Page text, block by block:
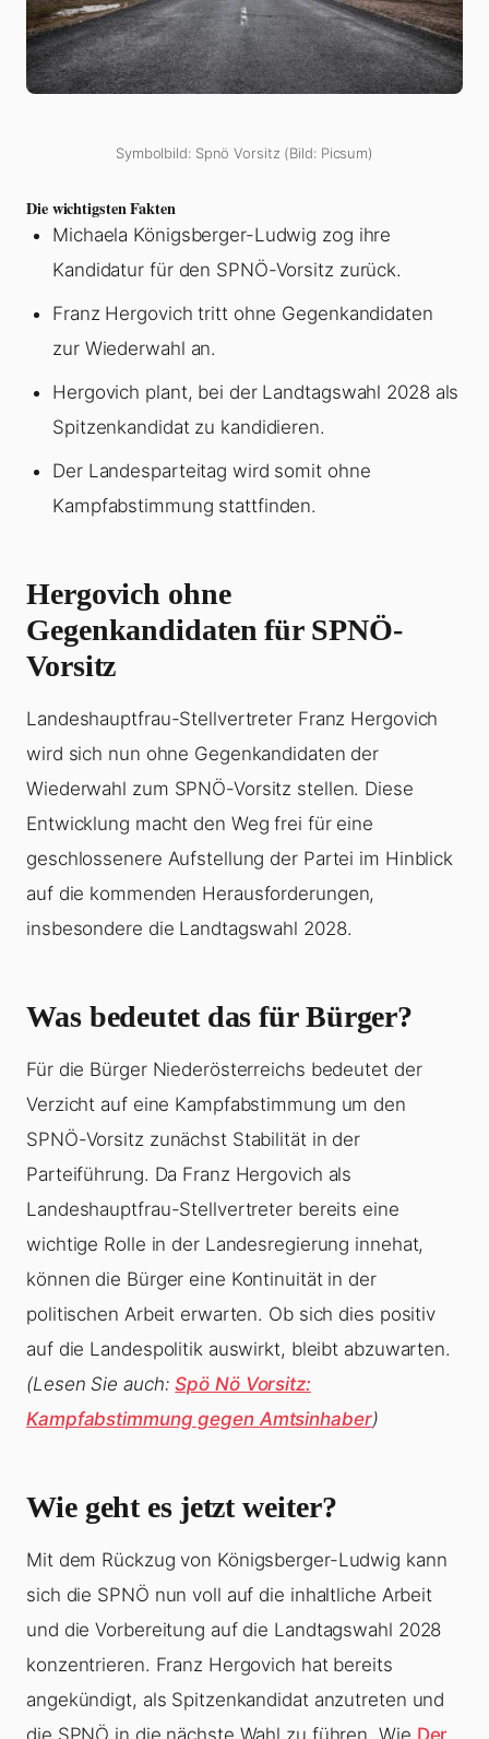
Symbolbild: Spnö Vorsitz (Bild: Picsum)
Die wichtigsten Fakten
Michaela Königsberger-Ludwig zog ihre
Kandidatur für den SPNÖ-Vorsitz zurück.
Franz Hergovich tritt ohne Gegenkandidaten
zur Wiederwahl an.
Hergovich plant, bei der Landtagswahl 2028 als
Spitzenkandidat zu kandidieren.
Der Landesparteitag wird somit ohne
Kampfabstimmung stattfinden.
Hergovich ohne
Gegenkandidaten für SPNÖ-
Vorsitz
Landeshauptfrau-Stellvertreter Franz Hergovich
wird sich nun ohne Gegenkandidaten der
Wiederwahl zum SPNÖ-Vorsitz stellen. Diese
Entwicklung macht den Weg frei für eine
geschlossenere Aufstellung der Partei im Hinblick
auf die kommenden Herausforderungen,
insbesondere die Landtagswahl 2028.
Was bedeutet das für Bürger?
Für die Bürger Niederösterreichs bedeutet der
Verzicht auf eine Kampfabstimmung um den
SPNÖ-Vorsitz zunächst Stabilität in der
Parteiführung. Da Franz Hergovich als
Landeshauptfrau-Stellvertreter bereits eine
wichtige Rolle in der Landesregierung innehat,
können die Bürger eine Kontinuität in der
politischen Arbeit erwarten. Ob sich dies positiv
auf die Landespolitik auswirkt, bleibt abzuwarten.
(Lesen Sie auch:Spö Nö Vorsitz:
Kampfabstimmung gegen Amtsinhaber)
Wie geht es jetzt weiter?
Mit dem Rückzug von Königsberger-Ludwig kann
sich die SPNÖ nun voll auf die inhaltliche Arbeit
und die Vorbereitung auf die Landtagswahl 2028
konzentrieren. Franz Hergovich hat bereits
angekündigt, als Spitzenkandidat anzutreten und
die SPNÖ in die nächste Wahl zu führen. Wie Der